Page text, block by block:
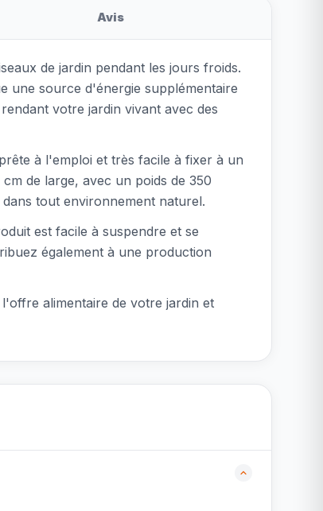
Avis
de jardin pendant les jours froids.
une source d'énergie supplémentaire
votre jardin vivant avec des
à l'emploi et très facile à fixer à un
de large, avec un poids de 350
tout environnement naturel.
est facile à suspendre et se
également à une production
alimentaire de votre jardin et